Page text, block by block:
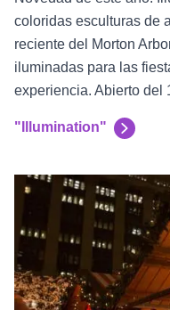
coloridas esculturas de
reciente del Morton
iluminadas para las
experiencia. Abierto del
"Illumination"
Mercado navideño